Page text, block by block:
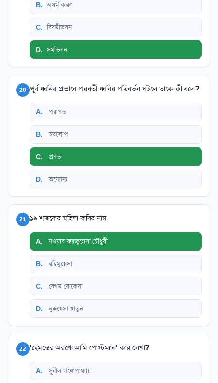
B. অসমীকরণ
C. বিষমীভবন
D. সমীভবন
20 পূর্ব ধ্বনির প্রভাবে পরবর্তী ধ্বনির পরিবর্তন ঘটলে তাকে কী বলে?
A. পরাগত
B. স্বরলোপ
C. প্রগত
D. অন্যোন্য
21 ১৯ শতকের মহিলা কবির নাম-
A. নওয়াব ফয়জুন্নেসা চৌধুরী
B. রহিমুন্নেসা
C. বেগম রোকেয়া
D. নুরুন্নেসা খাতুন
22 'হেমন্তের অরণ্যে আমি পোস্টম্যান' কার লেখা?
A. সুনীল গঙ্গোপাধ্যায়